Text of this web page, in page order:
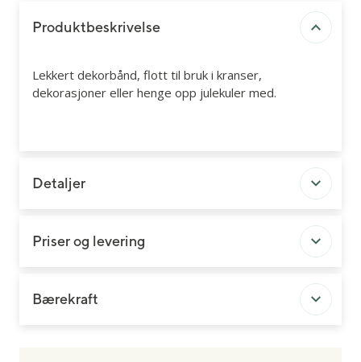
Produktbeskrivelse
Lekkert dekorbånd, flott til bruk i kranser,
dekorasjoner eller henge opp julekuler med.
Detaljer
Priser og levering
Bærekraft